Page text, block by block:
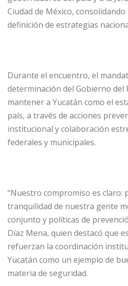
Ciudad de México,
definición de estrategias
Durante el encuentro, el
determinación del Gobierno del
mantener a Yucatán como el
país, a través de acciones
institucional y colaboración
federales y municipales.
“Nuestro compromiso es claro:
tranquilidad de nuestra gente
conjunto y políticas de
Díaz Mena, quien destacó que
refuerzan la coordinación
Yucatán como un ejemplo de
materia de seguridad.